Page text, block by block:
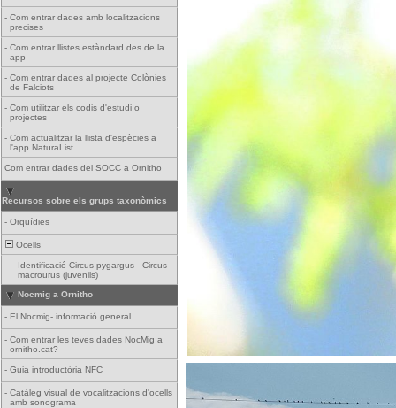
- Com entrar dades amb localitzacions
precises
- Com entrar llistes estàndard des de la
app
- Com entrar dades al projecte Colònies
de Falciots
- Com utilitzar els codis d'estudi o
projectes
- Com actualitzar la llista d'espècies a
l'app NaturaList
Com entrar dades del SOCC a Ornitho
Recursos sobre els grups taxonòmics
- Orquídies
Ocells
- Identificació Circus pygargus - Circus
macrourus (juvenils)
Nocmig a Ornitho
- El Nocmig- informació general
- Com entrar les teves dades NocMig a
ornitho.cat?
- Guia introductòria NFC
- Catàleg visual de vocalitzacions d'ocells
amb sonograma